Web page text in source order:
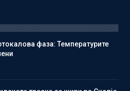
фаза: Температурите